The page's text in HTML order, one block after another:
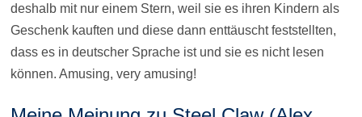
deshalb mit nur einem Stern, weil sie es ihren Kindern als
Geschenk kauften und diese dann enttäuscht feststellten,
dass es in deutscher Sprache ist und sie es nicht lesen
können. Amusing, very amusing!